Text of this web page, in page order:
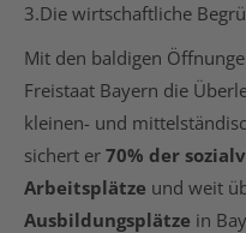
3.Die wirtschaftliche
Mit den baldigen
Freistaat Bayern die
kleinen- und
sichert er 70% der
Arbeitsplätze und weit
Ausbildungsplätze in